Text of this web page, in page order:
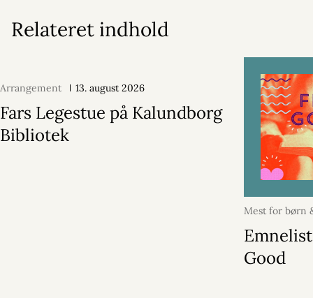
Relateret indhold
Arrangement 13. august 2026
Fars Legestue på Kalundborg
Bibliotek
Mest for børn
april 2026
Good